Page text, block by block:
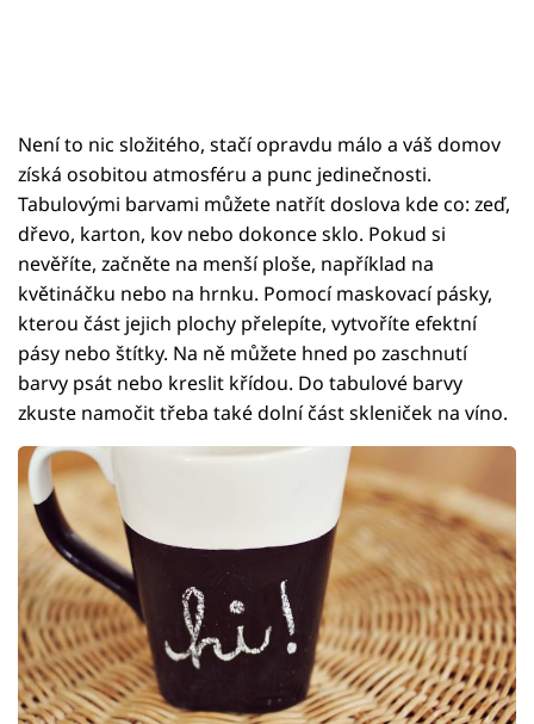
Není to nic složitého, stačí opravdu málo a váš domov
získá osobitou atmosféru a punc jedinečnosti.
Tabulovými barvami můžete natřít doslova kde co: zeď,
dřevo, karton, kov nebo dokonce sklo. Pokud si
nevěříte, začněte na menší ploše, například na
květináčku nebo na hrnku. Pomocí maskovací pásky,
kterou část jejich plochy přelepíte, vytvoříte efektní
pásy nebo štítky. Na ně můžete hned po zaschnutí
barvy psát nebo kreslit křídou. Do tabulové barvy
zkuste namočit třeba také dolní část skleniček na víno.